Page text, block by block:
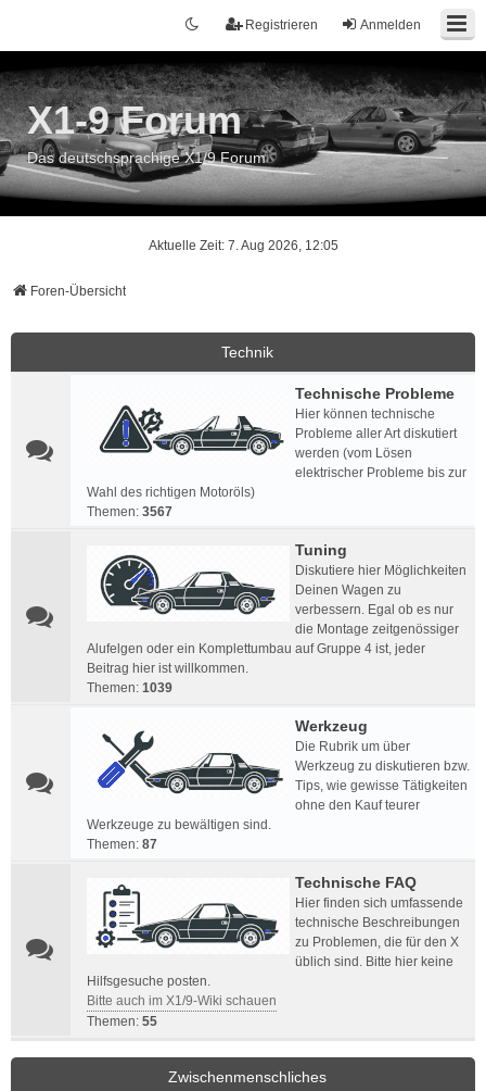
Anmelden
Registrieren
X1-9 Forum
Das deutschsprachige X1/9 Forum
Aktuelle Zeit: 7. Aug 2026, 12:05
Foren-Übersicht
Technik
Technische Probleme
Hier können technische
Probleme aller Art diskutiert
werden (vom Lösen
elektrischer Probleme bis zur
Wahl des richtigen Motoröls)
Themen: 3567
Tuning
Diskutiere hier Möglichkeiten
Deinen Wagen zu
verbessern. Egal ob es nur
die Montage zeitgenössiger
Alufelgen oder ein Komplettumbau auf Gruppe 4 ist, jeder
Beitrag hier ist willkommen.
Themen: 1039
Werkzeug
Die Rubrik um über
Werkzeug zu diskutieren bzw.
Tips, wie gewisse Tätigkeiten
ohne den Kauf teurer
Werkzeuge zu bewältigen sind.
Themen: 87
Technische FAQ
Hier finden sich umfassende
technische Beschreibungen
zu Problemen, die für den X
üblich sind. Bitte hier keine
Hilfsgesuche posten.
Bitte auch im X1/9-Wiki schauen
Themen: 55
Zwischenmenschliches